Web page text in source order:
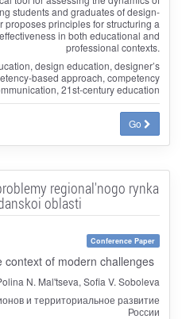
students and graduates of design-
proposes principles for structuring a
in both educational and
professional contexts.
design education, designer’s
based approach, competency
21st-century education
Go
regional'nogo rynka
oblasti
Conference Paper
of modern challenges
N. Mal'tseva, Sofia V. Soboleva
и территориальное развитие
России